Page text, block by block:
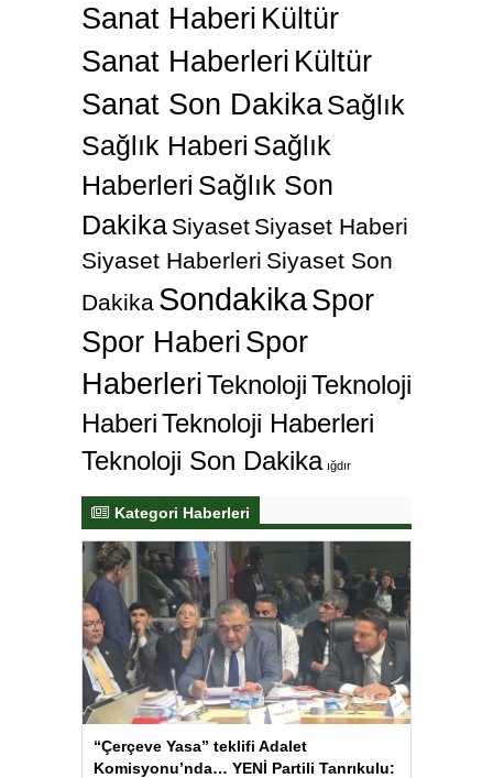
Sanat Haberi Kültür
Sanat Haberleri Kültür
Sanat Son DakikaSağlık
Sağlık Haberi Sağlık
Haberleri Sağlık Son
Dakika Siyaset Siyaset Haberi
Siyaset Haberleri Siyaset Son
Dakika SondakikaSpor
Spor Haberi Spor
HaberleriTeknolojiTeknoloji
HaberiTeknoloji Haberleri
Teknoloji Son Dakika ığdır
Kategori Haberleri
“Çerçeve Yasa” teklifi Adalet
Komisyonu’nda… YENİ Partili Tanrıkulu: